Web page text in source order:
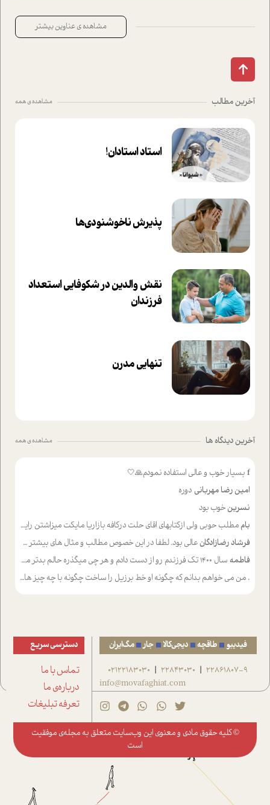
مشاهده ی عناوین بیشتر
آخرین مطالب مشاهده ی همه
استاد استادان!
پذیرش ناخوشنودی‌ها
نقش والدین در شکوفا‌یی ا‌ستعداد
فرزندان‌
تنهایی مدرن
آخرین دیدگاه ها مشاهده ی همه
f بسیار خوب و عالی استفاده نمودم🙏🤍
امین رضا مهربانی دوره
نسرینخوب بود
بام مطلب حوبی ولی ازکتابهای اقای حلت درکافه بازاریا مایکت میزاشتن رایگان خوب بود ولی هرکدام خلاصه شده ش تومجله از طریق سایت هم خوبه اینکه درزیر اخرصفحه گذاشته شده خب ادم خبره میره نصب میکنه میخونه ولی هرکسی گوشیش ظرفیتش نداره باتشکر
فرشاد رضازادگان عالی بود. لطفا در این خصوص مطالب و مثال های بیشتر ی ارایه دهید
فاطمه سال ۱۴۰۰ تک فرزندم رو از دست دادم و هر چی میگذره حالم بدتر میشه و دلتنگتر تنایی رو ترجیح دادم و معاشرت برام سخت شده
. من می خواهم بدانم که چگونه او خط برزیل را ساخت چگونه با چه چیز هایی
فیدیبو طاقچه دیجی‌کالا جار مگ‌ایران
22861807-9
|
22843030
|
02122183030
info@movafaghiat.com
دسترسی سریع
تماس با ما
درباره‌ی ما
تعرفه تبلیغات
© کلیه حقوق مادی و معنوی این وب‌سایت متعلق به مجله‌ی موفقیت
است